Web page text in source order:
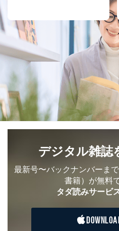
当社が取り扱う開示対象個人
りです。
No
個人情報の種類
当社の定期購読サ
ービス等をご利用
の方の個人情報
購入
商品代
ｅメー
ス、キ
のため
個人が
応じた
広告の
いただいた方の個
処、
質向上
当社カスタマーQ＆
カスタ
サイト
デジタル雑誌
最新号〜バックナンバーま
書籍）が無料
タダ読みサービ